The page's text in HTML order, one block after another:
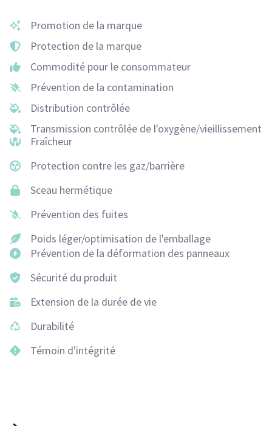
Promotion de la marque
Protection de la marque
Commodité pour le consommateur
Prévention de la contamination
Distribution contrôlée
Transmission contrôlée de l'oxygène/vieillissement
Fraîcheur
Protection contre les gaz/barrière
Sceau hermétique
Prévention des fuites
Poids léger/optimisation de l'emballage
Prévention de la déformation des panneaux
Sécurité du produit
Extension de la durée de vie
Durabilité
Témoin d'intégrité